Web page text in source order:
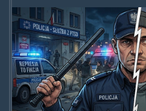
wk-
two-
face-
cop.jpg